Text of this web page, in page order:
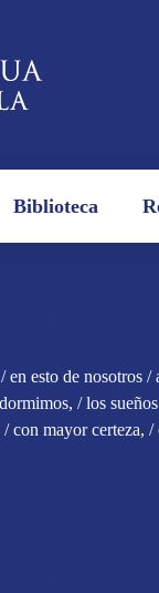
Biblioteca
esto de nosotros
/ los
con mayor certeza, /